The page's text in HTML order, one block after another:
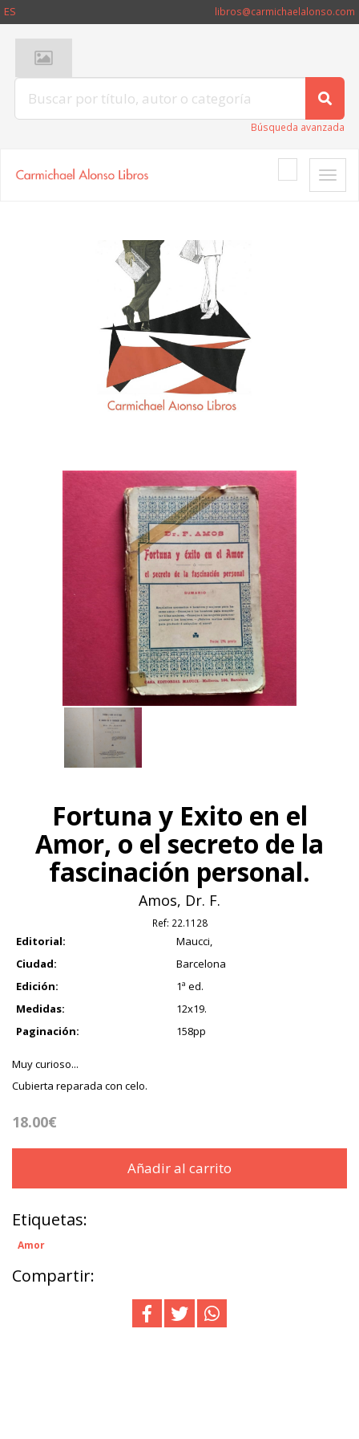
ES libros@carmichaelalonso.com
Búsqueda avanzada
Toggle
Fortuna y Exito en el
Amor, o el secreto de la
fascinación personal.
Amos, Dr. F.
Ref: 22.1128
Editorial:
Maucci,
Ciudad:
Barcelona
Edición:
1ª ed.
Medidas:
12x19.
Paginación:
158pp
Muy curioso...
Cubierta reparada con celo.
18.00€
Añadir al carrito
Etiquetas:
Amor
Compartir: